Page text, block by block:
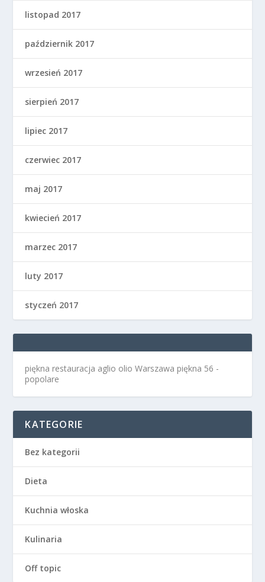
listopad 2017
październik 2017
wrzesień 2017
sierpień 2017
lipiec 2017
czerwiec 2017
maj 2017
kwiecień 2017
marzec 2017
luty 2017
styczeń 2017
piękna restauracja aglio olio Warszawa piękna 56 -
popolare
KATEGORIE
Bez kategorii
Dieta
Kuchnia włoska
Kulinaria
Off topic